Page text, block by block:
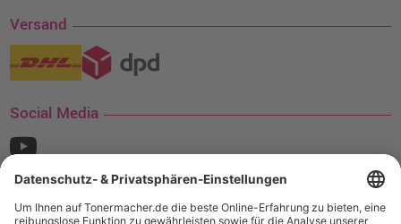
Versand
Social Media
¹ Nur gültig für den Versand innerhalb Deutschlands. Befindet sich ein Warenwert
von mindestens 35€ (inkl. Mwst.) an Ampertec Artikeln in Ihrem Warenkorb, ist der